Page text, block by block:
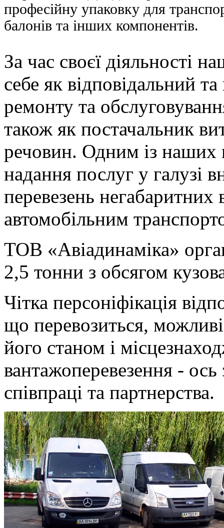
професійну упаковку для
балонів та інших компонентів.
За час своєї діяльності
себе як відповідальний
ремонту та
також як постачальник
речовин. Одним із наших
надання послуг у галузі
перевезень негабаритних
автомобільним
ТОВ «Авіадинаміка»
2,5 тонни з обсягом
Чітка персоніфікація
що перевозиться,
його станом і
вантажоперевезення - ось
співпраці та партнерства.